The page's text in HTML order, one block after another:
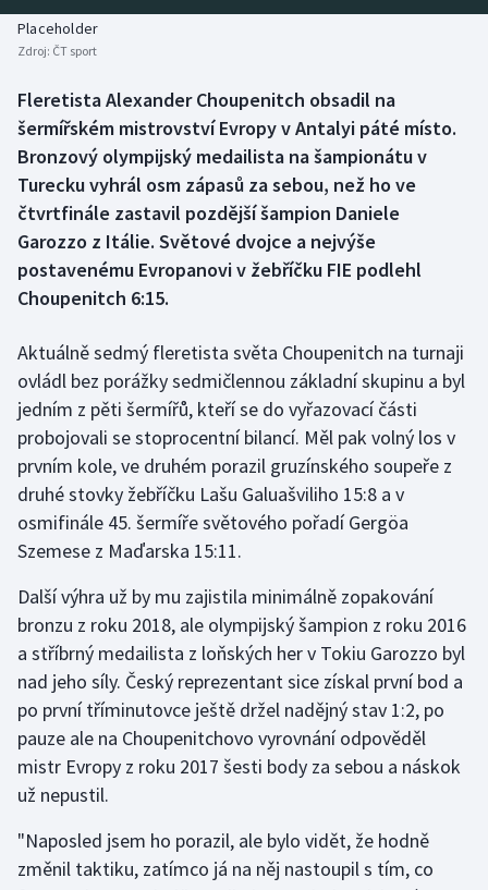
Boby a skeleton
Box
Curling
Dostihy
Florbal
Futsal
Golf
Gymnastika
Házená
Jezdectví
Judo
Krasobruslení
Lezení
Lyže a snowboard
Moderní pětiboj
Olympijské hry
AZ kvíz
Placeholder
Zdroj: ČT sport
Fleretista Alexander Choupenitch obsadil na
šermířském mistrovství Evropy v Antalyi páté místo.
Bronzový olympijský medailista na šampionátu v
Turecku vyhrál osm zápasů za sebou, než ho ve
čtvrtfinále zastavil pozdější šampion Daniele
Garozzo z Itálie. Světové dvojce a nejvýše
postavenému Evropanovi v žebříčku FIE podlehl
Choupenitch 6:15.
Aktuálně sedmý fleretista světa Choupenitch na turnaji
ovládl bez porážky sedmičlennou základní skupinu a byl
jedním z pěti šermířů, kteří se do vyřazovací části
probojovali se stoprocentní bilancí. Měl pak volný los v
prvním kole, ve druhém porazil gruzínského soupeře z
druhé stovky žebříčku Lašu Galuašviliho 15:8 a v
osmifinále 45. šermíře světového pořadí Gergöa
Szemese z Maďarska 15:11.
Další výhra už by mu zajistila minimálně zopakování
bronzu z roku 2018, ale olympijský šampion z roku 2016
a stříbrný medailista z loňských her v Tokiu Garozzo byl
nad jeho síly. Český reprezentant sice získal první bod a
po první tříminutovce ještě držel nadějný stav 1:2, po
pauze ale na Choupenitchovo vyrovnání odpověděl
mistr Evropy z roku 2017 šesti body za sebou a náskok
už nepustil.
"Naposled jsem ho porazil, ale bylo vidět, že hodně
změnil taktiku, zatímco já na něj nastoupil s tím, co